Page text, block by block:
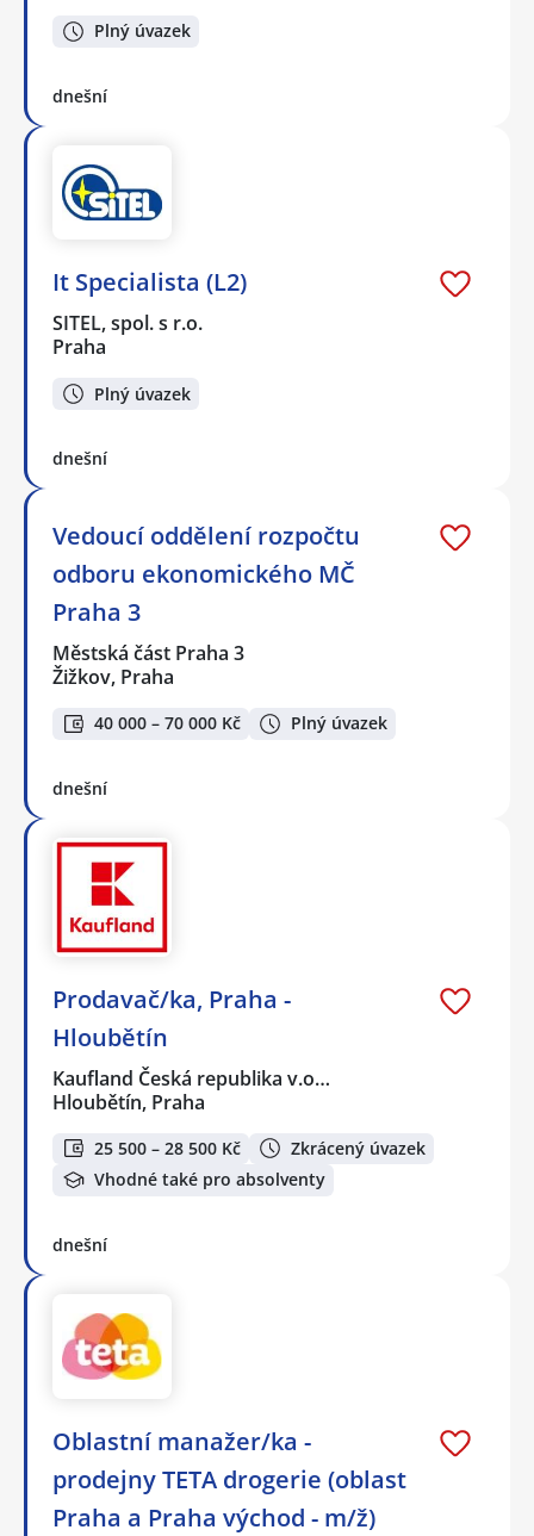
Plný úvazek
dnešní
It Specialista (L2)
SITEL, spol. s r.o.
Praha
Plný úvazek
dnešní
Vedoucí oddělení rozpočtu
odboru ekonomického MČ
Praha 3
Městská část Praha 3
Žižkov, Praha
40 000 – 70 000 Kč Plný úvazek
dnešní
Prodavač/ka, Praha -
Hloubětín
Kaufland Česká republika v.o…
Hloubětín, Praha
25 500 – 28 500 Kč
Zkrácený úvazek
Vhodné také pro absolventy
dnešní
Oblastní manažer/ka -
prodejny TETA drogerie (oblast
Praha a Praha východ - m/ž)